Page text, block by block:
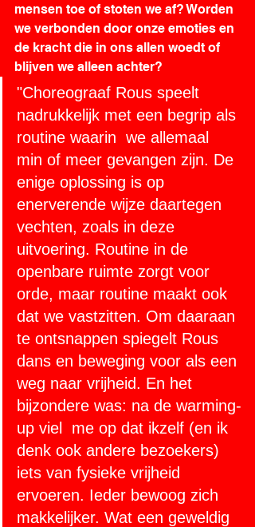
mensen toe of stoten we af? Worden
we verbonden door onze emoties en
de kracht die in ons allen woedt of
blijven we alleen achter?
"Choreograaf Rous speelt
nadrukkelijk met een begrip als
routine waarin  we allemaal
min of meer gevangen zijn. De
enige oplossing is op
enerverende wijze daartegen
vechten, zoals in deze
uitvoering. Routine in de
openbare ruimte zorgt voor
orde, maar routine maakt ook
dat we vastzitten. Om daaraan
te ontsnappen spiegelt Rous
dans en beweging voor als een
weg naar vrijheid. En het
bijzondere was: na de warming-
up viel  me op dat ikzelf (en ik
denk ook andere bezoekers)
iets van fysieke vrijheid
ervoeren. Ieder bewoog zich
makkelijker. Wat een geweldig